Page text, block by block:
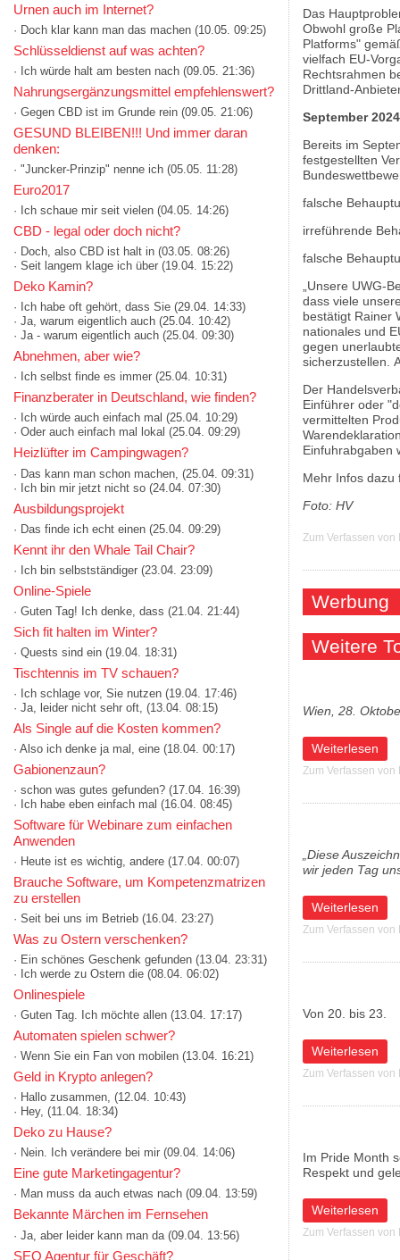
Urnen auch im Internet?
· Doch klar kann man das machen (10.05. 09:25)
Schlüsseldienst auf was achten?
· Ich würde halt am besten nach (09.05. 21:36)
Nahrungsergänzungsmittel empfehlenswert?
· Gegen CBD ist im Grunde rein (09.05. 21:06)
GESUND BLEIBEN!!! Und immer daran
denken:
· "Juncker-Prinzip" nenne ich (05.05. 11:28)
Euro2017
· Ich schaue mir seit vielen (04.05. 14:26)
CBD - legal oder doch nicht?
· Doch, also CBD ist halt in (03.05. 08:26)
· Seit langem klage ich über (19.04. 15:22)
Deko Kamin?
· Ich habe oft gehört, dass Sie (29.04. 14:33)
· Ja, warum eigentlich auch (25.04. 10:42)
· Ja - warum eigentlich auch (25.04. 09:30)
Abnehmen, aber wie?
· Ich selbst finde es immer (25.04. 10:31)
Finanzberater in Deutschland, wie finden?
· Ich würde auch einfach mal (25.04. 10:29)
· Oder auch einfach mal lokal (25.04. 09:29)
Heizlüfter im Campingwagen?
· Das kann man schon machen, (25.04. 09:31)
· Ich bin mir jetzt nicht so (24.04. 07:30)
Ausbildungsprojekt
· Das finde ich echt einen (25.04. 09:29)
Kennt ihr den Whale Tail Chair?
· Ich bin selbstständiger (23.04. 23:09)
Online-Spiele
· Guten Tag! Ich denke, dass (21.04. 21:44)
Sich fit halten im Winter?
· Quests sind ein (19.04. 18:31)
Tischtennis im TV schauen?
· Ich schlage vor, Sie nutzen (19.04. 17:46)
· Ja, leider nicht sehr oft, (13.04. 08:15)
Als Single auf die Kosten kommen?
· Also ich denke ja mal, eine (18.04. 00:17)
Gabionenzaun?
· schon was gutes gefunden? (17.04. 16:39)
· Ich habe eben einfach mal (16.04. 08:45)
Software für Webinare zum einfachen
Anwenden
· Heute ist es wichtig, andere (17.04. 00:07)
Brauche Software, um Kompetenzmatrizen
zu erstellen
· Seit bei uns im Betrieb (16.04. 23:27)
Was zu Ostern verschenken?
· Ein schönes Geschenk gefunden (13.04. 23:31)
· Ich werde zu Ostern die (08.04. 06:02)
Onlinespiele
· Guten Tag. Ich möchte allen (13.04. 17:17)
Automaten spielen schwer?
· Wenn Sie ein Fan von mobilen (13.04. 16:21)
Geld in Krypto anlegen?
· Hallo zusammen, (12.04. 10:43)
· Hey, (11.04. 18:34)
Deko zu Hause?
· Nein. Ich verändere bei mir (09.04. 14:06)
Eine gute Marketingagentur?
· Man muss da auch etwas nach (09.04. 13:59)
Bekannte Märchen im Fernsehen
· Ja, aber leider kann man da (09.04. 13:56)
SEO Agentur für Geschäft?
Das
Obwohl große
Platforms"
vielfach EU-
Rechtsrahmen
Drittland-
September
Bereits im
festgestellten
falsche
irreführende
falsche
„Unsere UWG-
dass viele
bestätigt Rainer
nationales und
gegen
sicherzustellen.
Der
Einführer oder
vermittelten
Einfuhrabgaben
Mehr Infos dazu
Foto: HV
Zum Verfassen
Werbung
Weitere
Wien, 28.
Weiterlesen
über
Zum Verfassen
„Diese
wir jeden Tag
Weiterlesen
über
Zum Verfassen
Von 20. bis 23.
Weiterlesen
über Die Late
Zum Verfassen
Im Pride Month
Respekt und
Weiterlesen
über Wiener
Zum Verfassen